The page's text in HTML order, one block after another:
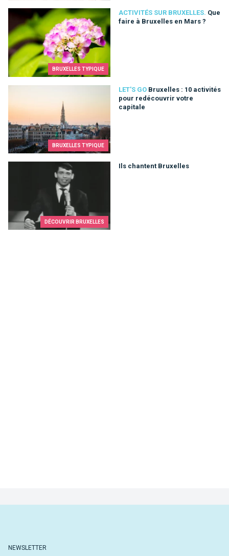
BRUXELLES TYPIQUE
ACTIVITÉS SUR BRUXELLES. Que
faire à Bruxelles en Mars ?
Que faire à Bruxelles en Mars ?
BRUXELLES TYPIQUE
LET'S GO Bruxelles : 10 activités
pour redécouvrir votre
capitale
Bruxelles : 10 activités pour redécouvrir votre capitale
DÉCOUVRIR BRUXELLES
Ils chantent Bruxelles
Ils chantent Bruxelles
NEWSLETTER